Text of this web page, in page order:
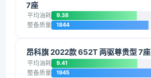
7座
平均油耗 9.38
整备质量 1844
昂科旗 2022款 652T 两驱尊贵型 7座
平均油耗 9.41
整备质量 1945